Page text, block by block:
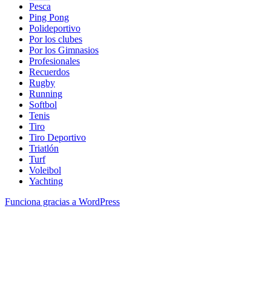
Pesca
Ping Pong
Polideportivo
Por los clubes
Por los Gimnasios
Profesionales
Recuerdos
Rugby
Running
Softbol
Tenis
Tiro
Tiro Deportivo
Triatlón
Turf
Voleibol
Yachting
Funciona gracias a WordPress